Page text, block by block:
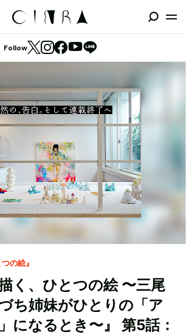
Follow
の絵』
く、ひとつの絵 〜三尾
ち姉妹がひとりの「ア
になるとき〜』 第5話：